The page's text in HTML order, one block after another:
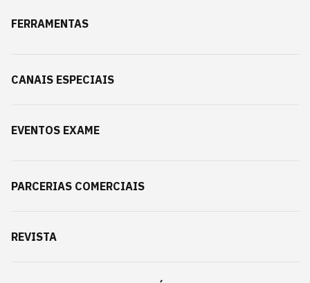
FERRAMENTAS
CANAIS ESPECIAIS
EVENTOS EXAME
PARCERIAS COMERCIAIS
REVISTA